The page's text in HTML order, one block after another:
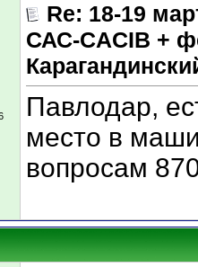
Re: 18-19
САС-CACIB +
Павлодар,
место в
вопросам